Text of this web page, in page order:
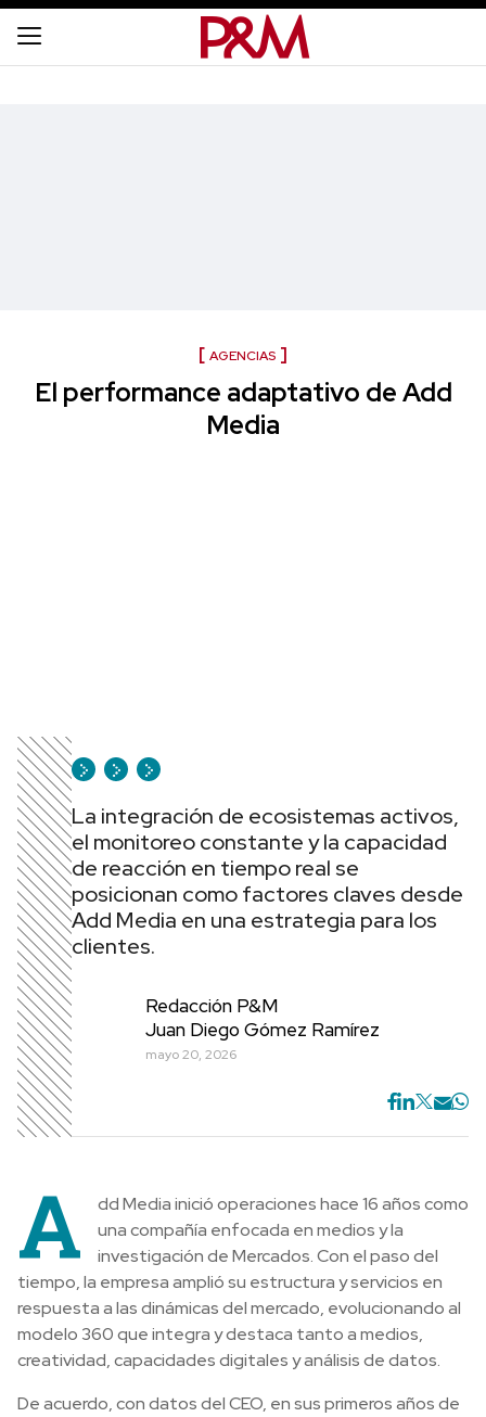
AGENCIAS
El performance adaptativo de Add
Media
La integración de ecosistemas activos,
el monitoreo constante y la capacidad
de reacción en tiempo real se
posicionan como factores claves desde
Add Media en una estrategia para los
clientes.
Redacción P&M
Juan Diego Gómez Ramírez
mayo 20, 2026
A
dd Media inició operaciones hace 16 años como
una compañía enfocada en medios y la
investigación de Mercados. Con el paso del
tiempo, la empresa amplió su estructura y servicios en
respuesta a las dinámicas del mercado, evolucionando al
modelo 360 que integra y destaca tanto a medios,
creatividad, capacidades digitales y análisis de datos.
De acuerdo, con datos del CEO, en sus primeros años de